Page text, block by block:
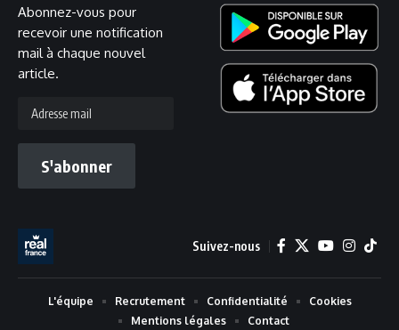
Abonnez-vous pour
recevoir une notification
mail à chaque nouvel
article.
mail
S'abonner
Suivez-nous
L'équipe Recrutement Confidentialité
Cookies
Mentions légales
Contact